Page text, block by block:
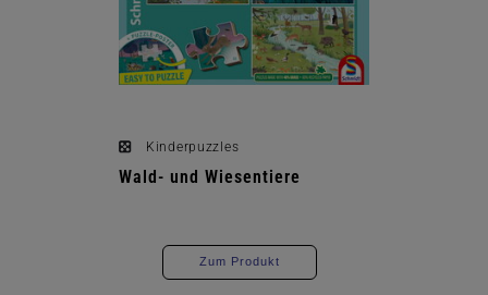
Kinderpuzzles
Wald- und Wiesentiere
Zum Produkt